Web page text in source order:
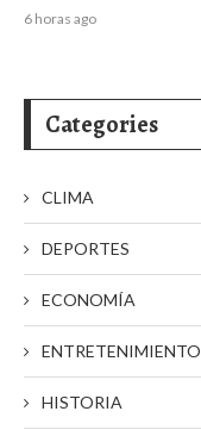
6 horas ago
Categories
CLIMA
DEPORTES
ECONOMÍA
ENTRETENIMIENTO
HISTORIA